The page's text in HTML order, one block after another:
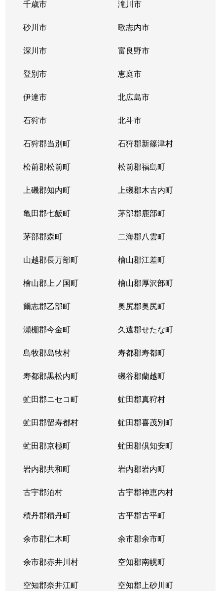
千歳市 滝川市
砂川市 歌志内市
深川市 富良野市
登別市 恵庭市
伊達市 北広島市
石狩市 北斗市
石狩郡当別町 石狩郡新篠津村
松前郡松前町 松前郡福島町
上磯郡知内町 上磯郡木古内町
亀田郡七飯町 茅部郡鹿部町
茅部郡森町 二海郡八雲町
山越郡長万部町 檜山郡江差町
檜山郡上ノ国町 檜山郡厚沢部町
爾志郡乙部町 奥尻郡奥尻町
瀬棚郡今金町 久遠郡せたな町
島牧郡島牧村 寿都郡寿都町
寿都郡黒松内町 磯谷郡蘭越町
虻田郡ニセコ町 虻田郡真狩村
虻田郡留寿都村 虻田郡喜茂別町
虻田郡京極町 虻田郡倶知安町
岩内郡共和町 岩内郡岩内町
古宇郡泊村 古宇郡神恵内村
積丹郡積丹町 古平郡古平町
余市郡仁木町 余市郡余市町
余市郡赤井川村 空知郡南幌町
空知郡奈井江町 空知郡上砂川町